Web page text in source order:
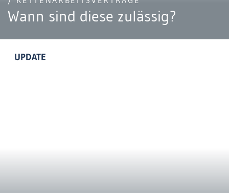
Wann sind diese zulässig?
UPDATE